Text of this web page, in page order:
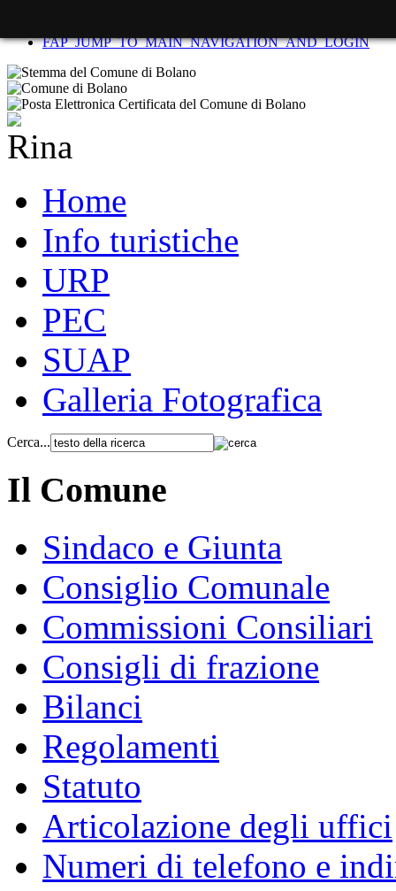
FAP_JUMP_TO_MAIN_NAVIGATION_AND_LOGIN
Home
Info turistiche
URP
PEC
SUAP
Galleria Fotografica
Cerca...
Il Comune
Sindaco e Giunta
Consiglio Comunale
Commissioni Consiliari
Consigli di frazione
Bilanci
Regolamenti
Statuto
Articolazione degli uffici
Numeri di telefono e